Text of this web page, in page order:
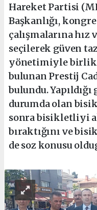
Hareket Partisi
Başkanlığı,
çalışmalarına hız
seçilerek güven
yönetimiyle
bulunan Prestij
bulundu.
durumda olan
sonra bisikletliyi
bıraktığını ve
de soz konusu